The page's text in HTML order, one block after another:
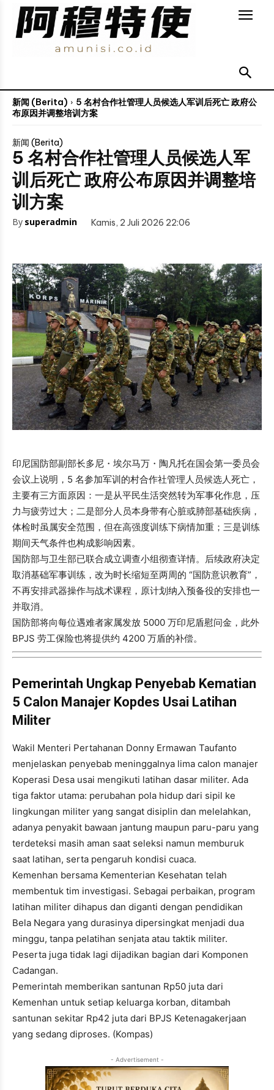
新闻 (Berita)
5 名村合作社管理人员候选人军训后死亡 政府公
布原因并调整培训方案
新闻 (Berita)
5 名村合作社管理人员候选人军
训后死亡 政府公布原因并调整培
训方案
By superadmin Kamis, 2 Juli 2026 22:06
印尼国防部副部长多尼・埃尔马万・陶凡托在国会第一委员会
会议上说明，5 名参加军训的村合作社管理人员候选人死亡，
主要有三方面原因：一是从平民生活突然转为军事化作息，压
力与疲劳过大；二是部分人员本身带有心脏或肺部基础疾病，
体检时虽属安全范围，但在高强度训练下病情加重；三是训练
期间天气条件也构成影响因素。
国防部与卫生部已联合成立调查小组彻查详情。后续政府决定
取消基础军事训练，改为时长缩短至两周的 “国防意识教育”，
不再安排武器操作与战术课程，原计划纳入预备役的安排也一
并取消。
国防部将向每位遇难者家属发放 5000 万印尼盾慰问金，此外
BPJS 劳工保险也将提供约 4200 万盾的补偿。
Pemerintah Ungkap Penyebab Kematian
5 Calon Manajer Kopdes Usai Latihan
Militer
Wakil Menteri Pertahanan Donny Ermawan Taufanto
menjelaskan penyebab meninggalnya lima calon manajer
Koperasi Desa usai mengikuti latihan dasar militer. Ada
tiga faktor utama: perubahan pola hidup dari sipil ke
lingkungan militer yang sangat disiplin dan melelahkan,
adanya penyakit bawaan jantung maupun paru-paru yang
terdeteksi masih aman saat seleksi namun memburuk
saat latihan, serta pengaruh kondisi cuaca.
Kemenhan bersama Kementerian Kesehatan telah
membentuk tim investigasi. Sebagai perbaikan, program
latihan militer dihapus dan diganti dengan pendidikan
Bela Negara yang durasinya dipersingkat menjadi dua
minggu, tanpa pelatihan senjata atau taktik militer.
Peserta juga tidak lagi dijadikan bagian dari Komponen
Cadangan.
Pemerintah memberikan santunan Rp50 juta dari
Kemenhan untuk setiap keluarga korban, ditambah
santunan sekitar Rp42 juta dari BPJS Ketenagakerjaan
yang sedang diproses. (Kompas)
- Advertisement -